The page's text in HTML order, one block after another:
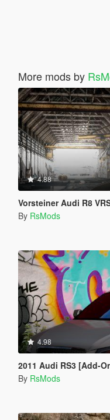
More mods by
4.88
Vorsteiner Audi R8
By RsMods
4.98
2011 Audi RS3 [Add-
By RsMods